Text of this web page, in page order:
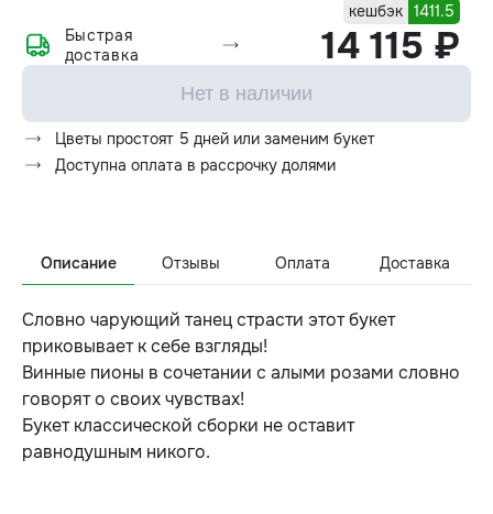
кешбэк 1411.5
14 115 ₽
Быстрая
доставка
Нет в наличии
Цветы простоят 5 дней или заменим букет
Доступна оплата в рассрочку долями
Описание Отзывы Оплата Доставка
Словно чарующий танец страсти этот букет
приковывает к себе взгляды!
Винные пионы в сочетании с алыми розами словно
говорят о своих чувствах!
Букет классической сборки не оставит
равнодушным никого.